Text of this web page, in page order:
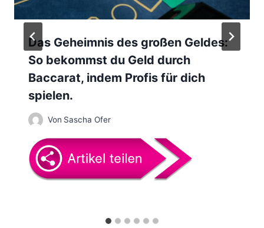
g
Das Geheimnis des großen Geldes:
So bekommst du Geld durch
Baccarat, indem Profis für dich
spielen.
Von Sascha Ofer